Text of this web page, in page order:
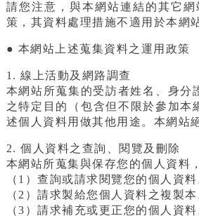
請您注意，與本網站連結的其它
策，其資料處理措施不適用於本網
● 本網站上述蒐集資料之運用政策
1. 線上活動及網路調查
本網站所蒐集的受訪者姓名、身
之特定目的（包含但不限於參加
述個人資料用做其他用途。本網站
2. 個人資料之查詢、閱覽及刪除
本網站所蒐集與保存您的個人資料
（1）查詢或請求閱覽您的個人資料
（2）請求製給您個人資料之複製本
（3）請求補充或更正您的個人資料